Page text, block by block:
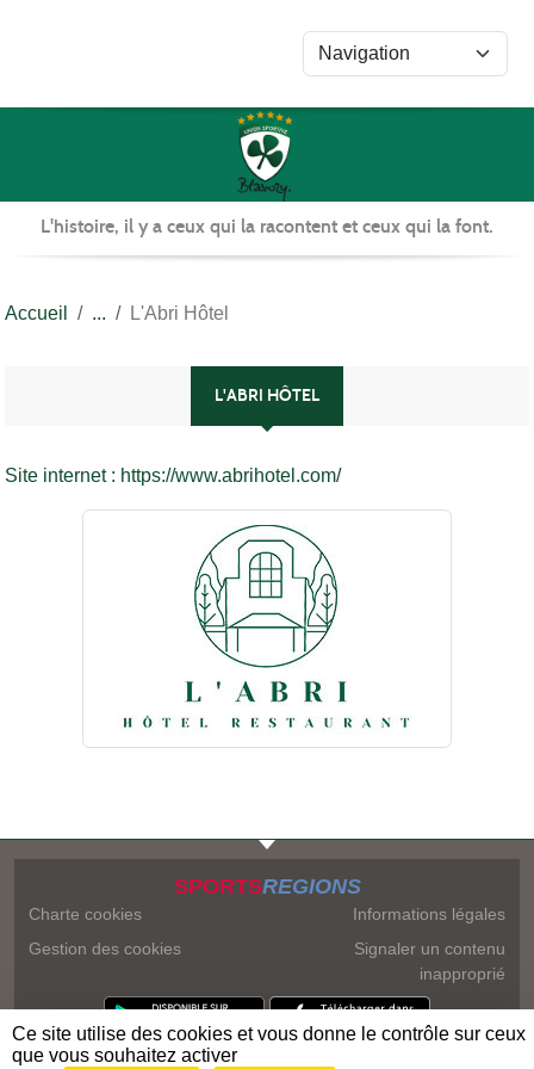
L'histoire, il y a ceux qui la racontent et ceux qui la font.
Accueil L'Abri Hôtel
L'ABRI HÔTEL
Site internet : https://www.abrihotel.com/
SPORTSREGIONS
Charte cookies
Gestion des cookies
Informations légales
Signaler un contenu
inapproprié
Ce site utilise des cookies et vous donne le contrôle sur ceux
que vous souhaitez activer